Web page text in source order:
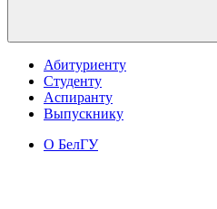
Абитуриенту
Студенту
Аспиранту
Выпускнику
О БелГУ